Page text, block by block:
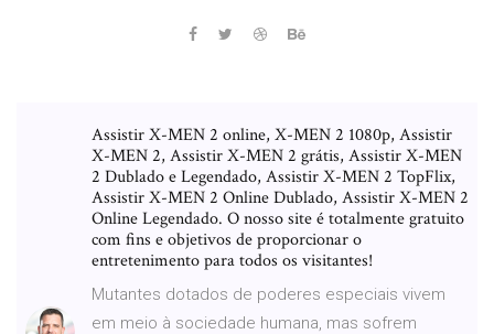
Assistir X-MEN 2 online, X-MEN 2 1080p, Assistir
X-MEN 2, Assistir X-MEN 2 grátis, Assistir X-MEN
2 Dublado e Legendado, Assistir X-MEN 2 TopFlix,
Assistir X-MEN 2 Online Dublado, Assistir X-MEN 2
Online Legendado. O nosso site é totalmente gratuito
com fins e objetivos de proporcionar o
entretenimento para todos os visitantes!
Mutantes dotados de poderes especiais vivem
em meio à sociedade humana, mas sofrem